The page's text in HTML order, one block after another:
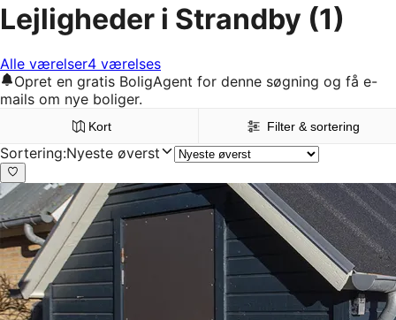
Lejligheder i Strandby (1)
Alle værelser4 værelses
Opret en gratis BoligAgent for denne søgning og få e-
mails om nye boliger.
Kort Filter & sortering
Sortering:Nyeste øverst